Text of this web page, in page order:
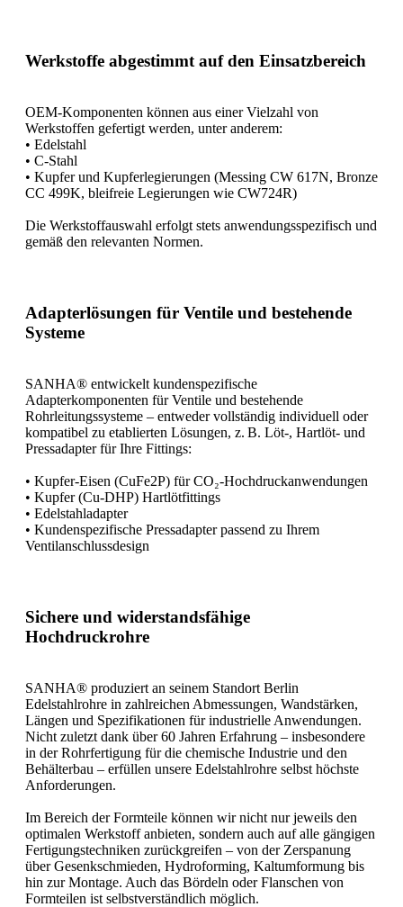
Werkstoffe abgestimmt auf den Einsatzbereich
OEM-Komponenten können aus einer Vielzahl von
Werkstoffen gefertigt werden, unter anderem:
• Edelstahl
• C-Stahl
• Kupfer und Kupferlegierungen (Messing CW 617N, Bronze
CC 499K, bleifreie Legierungen wie CW724R)
Die Werkstoffauswahl erfolgt stets anwendungsspezifisch und
gemäß den relevanten Normen.
Adapterlösungen für Ventile und bestehende
Systeme
SANHA® entwickelt kundenspezifische
Adapterkomponenten für Ventile und bestehende
Rohrleitungssysteme – entweder vollständig individuell oder
kompatibel zu etablierten Lösungen, z. B. Löt-, Hartlöt- und
Pressadapter für Ihre Fittings:
• Kupfer-Eisen (CuFe2P) für CO₂-Hochdruckanwendungen
• Kupfer (Cu-DHP) Hartlötfittings
• Edelstahladapter
• Kundenspezifische Pressadapter passend zu Ihrem
Ventilanschlussdesign
Sichere und widerstandsfähige
Hochdruckrohre
SANHA® produziert an seinem Standort Berlin
Edelstahlrohre in zahlreichen Abmessungen, Wandstärken,
Längen und Spezifikationen für industrielle Anwendungen.
Nicht zuletzt dank über 60 Jahren Erfahrung – insbesondere
in der Rohrfertigung für die chemische Industrie und den
Behälterbau – erfüllen unsere Edelstahlrohre selbst höchste
Anforderungen.
Im Bereich der Formteile können wir nicht nur jeweils den
optimalen Werkstoff anbieten, sondern auch auf alle gängigen
Fertigungstechniken zurückgreifen – von der Zerspanung
über Gesenkschmieden, Hydroforming, Kaltumformung bis
hin zur Montage. Auch das Bördeln oder Flanschen von
Formteilen ist selbstverständlich möglich.